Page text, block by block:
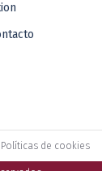
Políticas de cookies